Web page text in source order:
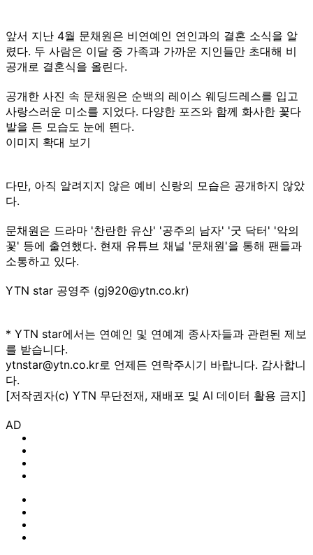
앞서 지난 4월 문채원은 비연예인 연인과의 결혼 소식을 알
렸다. 두 사람은 이달 중 가족과 가까운 지인들만 초대해 비
공개로 결혼식을 올린다.
공개한 사진 속 문채원은 순백의 레이스 웨딩드레스를 입고
사랑스러운 미소를 지었다. 다양한 포즈와 함께 화사한 꽃다
발을 든 모습도 눈에 띈다.
이미지 확대 보기
다만, 아직 알려지지 않은 예비 신랑의 모습은 공개하지 않았
다.
문채원은 드라마 '찬란한 유산' '공주의 남자' '굿 닥터' '악의
꽃' 등에 출연했다. 현재 유튜브 채널 '문채원'을 통해 팬들과
소통하고 있다.
YTN star 공영주 (gj920@ytn.co.kr)
* YTN star에서는 연예인 및 연예계 종사자들과 관련된 제보
를 받습니다.
ytnstar@ytn.co.kr로 언제든 연락주시기 바랍니다. 감사합니
다.
[저작권자(c) YTN 무단전재, 재배포 및 AI 데이터 활용 금지]
AD